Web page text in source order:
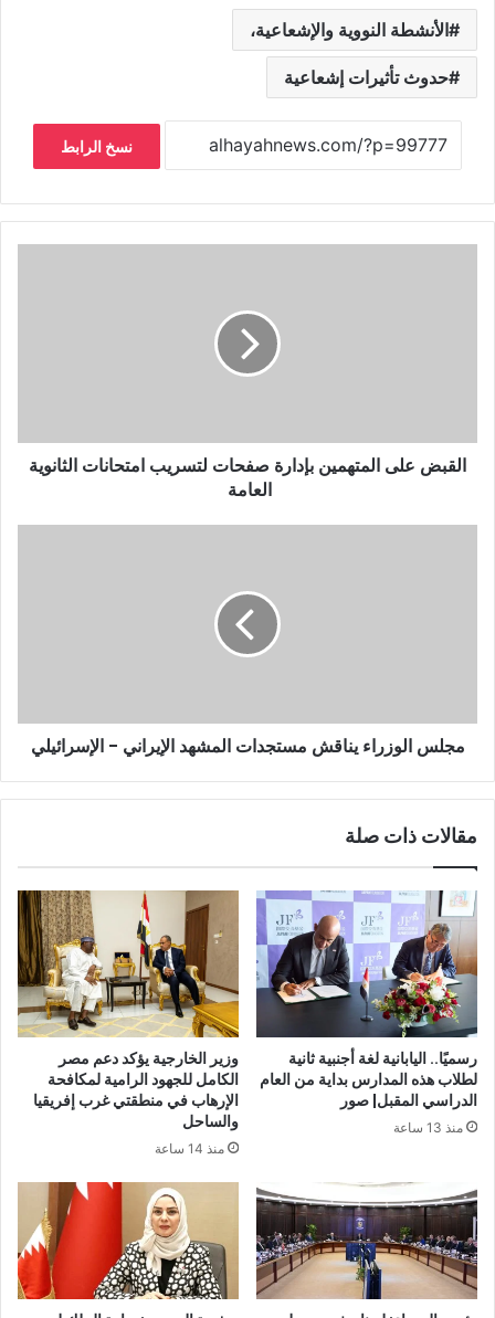
الأنشطة النووية والإشعاعية،
حدوث تأثيرات إشعاعية
نسخ الرابط
القبض على المتهمين بإدارة صفحات لتسريب امتحانات الثانوية
العامة
مجلس الوزراء يناقش مستجدات المشهد الإيراني - الإسرائيلي
مقالات ذات صلة
رسميًا.. اليابانية لغة أجنبية ثانية
لطلاب هذه المدارس بداية من العام
الدراسي المقبل| صور
منذ 13 ساعة
وزير الخارجية يؤكد دعم مصر
الكامل للجهود الرامية لمكافحة
الإرهاب في منطقتي غرب إفريقيا
والساحل
منذ 14 ساعة